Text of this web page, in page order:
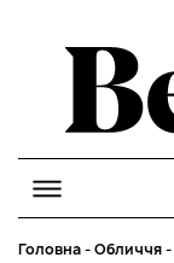
Головна-Обличчя-